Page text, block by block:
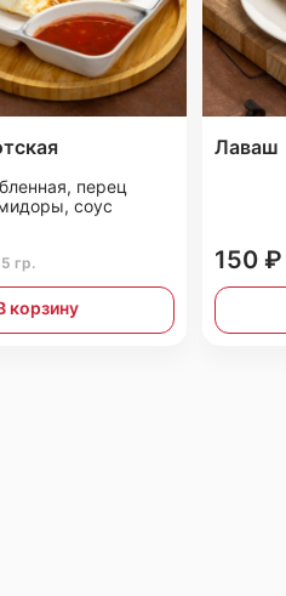
перец
соус
гр.
корзину
Лаваш
150 ₽